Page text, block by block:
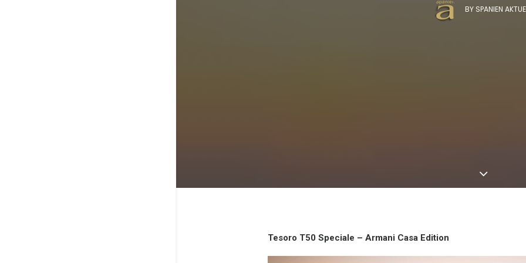
BY SPANIEN
Tesoro T50 Speciale – Armani Casa Edition